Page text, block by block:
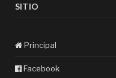
SITIO
Principal
Facebook